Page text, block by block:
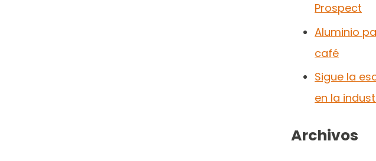
Prospect
Aluminio
café
Sigue la
en la
Archivos